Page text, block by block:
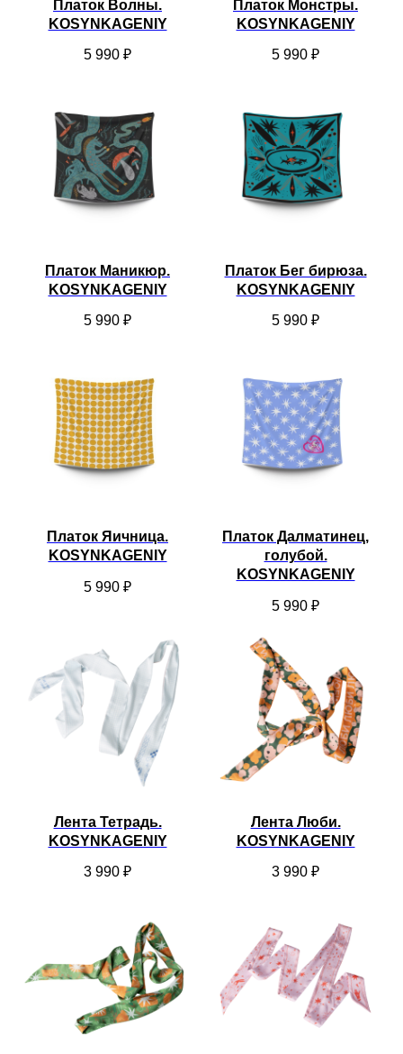
Платок Волны.
KOSYNKAGENIY
5 990 ₽
Платок Монстры.
KOSYNKAGENIY
5 990 ₽
Платок Маникюр.
KOSYNKAGENIY
5 990 ₽
Платок Бег бирюза.
KOSYNKAGENIY
5 990 ₽
Платок Яичница.
KOSYNKAGENIY
5 990 ₽
Платок Далматинец,
голубой.
KOSYNKAGENIY
5 990 ₽
Лента Тетрадь.
KOSYNKAGENIY
3 990 ₽
Лента Люби.
KOSYNKAGENIY
3 990 ₽